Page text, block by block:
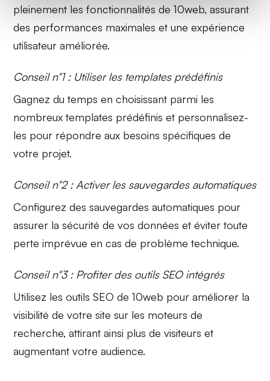
pleinement les fonctionnalités de 10web, assurant
des performances maximales et une expérience
utilisateur améliorée.
Conseil n°1 : Utiliser les templates prédéfinis
Gagnez du temps en choisissant parmi les
nombreuxtemplates prédéfinis et personnalisez-
les pour répondre aux besoins spécifiques de
votre projet.
Conseil n°2 : Activer les sauvegardes automatiques
Configurez dessauvegardes automatiques pour
assurer la sécurité de vos données et éviter toute
perte imprévue en cas de problème technique.
Conseil n°3 : Profiter des outils SEO intégrés
Utilisez lesoutils SEO de 10web pour améliorer la
visibilité de votre site sur les moteurs de
recherche, attirant ainsi plus de visiteurs et
augmentant votre audience.